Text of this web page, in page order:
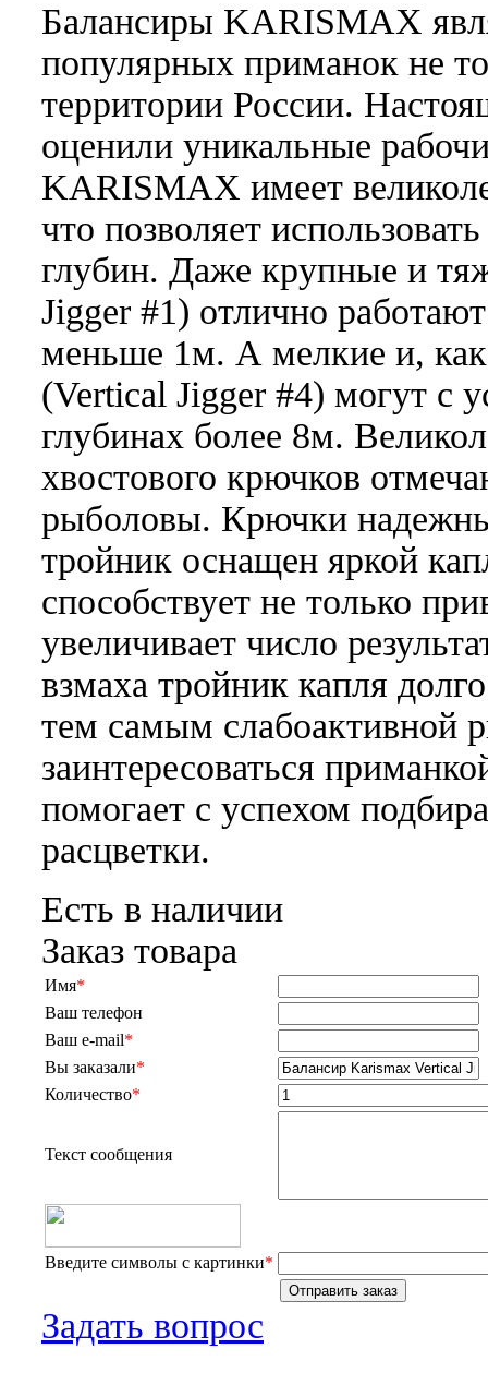
Балансиры KARISMAX
популярных приманок не
территории России.
оценили уникальные
KARISMAX имеет
что позволяет
глубин. Даже крупные и
Jigger #1) отлично
меньше 1м. А мелкие и, как
(Vertical Jigger #4) могут с
глубинах более 8м.
хвостового крючков
рыболовы. Крючки
тройник оснащен яркой
способствует не только
увеличивает число
взмаха тройник капля
тем самым слабоактивной
заинтересоваться
помогает с успехом
расцветки.
Есть в наличии
Заказ товара
Имя*
Ваш телефон
Ваш e-mail*
Вы заказали*
Количество*
Текст сообщения
Введите символы с картинки*
Задать вопрос